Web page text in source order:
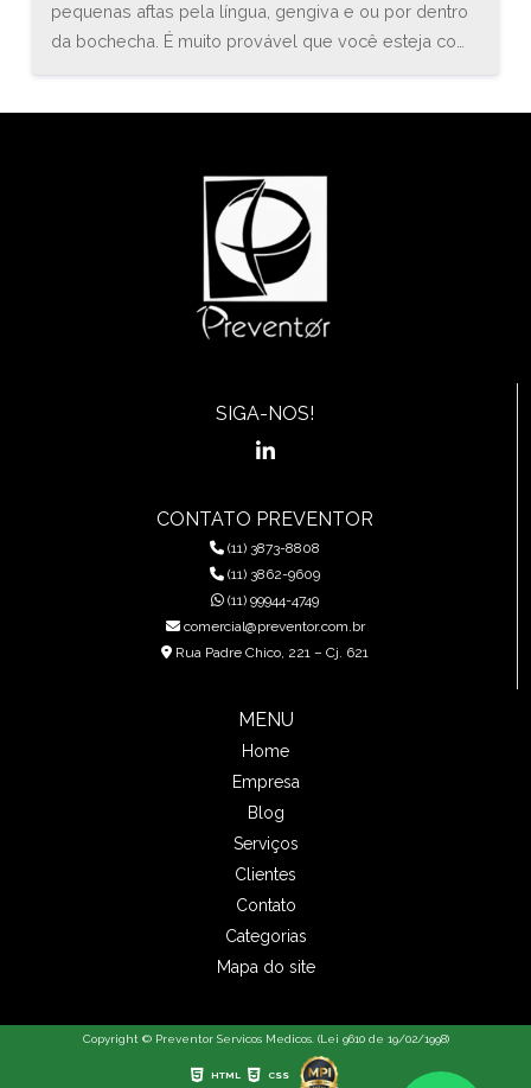
pequenas aftas pela língua, gengiva e ou por dentro
da bochecha. É muito provável que você esteja com
estruturas da cavidade oral (boca) e orofaringe, que
pode envolver a região das bochechas, gengivas,
língua, lábios, garganta, ou assoalho da boca.”
SIGA-NOS!
CONTATO PREVENTOR
(11) 3873-8808
(11) 3862-9609
(11) 99944-4749
comercial@preventor.com.br
Rua Padre Chico, 221 – Cj. 621
MENU
Home
Empresa
Blog
Serviços
Clientes
Contato
Categorias
Mapa do site
Copyright © Preventor Servicos Medicos. (Lei 9610 de 19/02/1998)
HTML CSS